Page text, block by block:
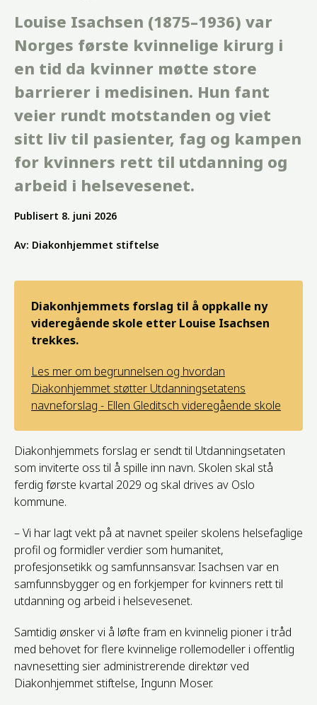
Louise Isachsen (1875–1936) var
Norges første kvinnelige kirurg i
en tid da kvinner møtte store
barrierer i medisinen. Hun fant
veier rundt motstanden og viet
sitt liv til pasienter, fag og kampen
for kvinners rett til utdanning og
arbeid i helsevesenet.
Publisert 8. juni 2026
Av: Diakonhjemmet stiftelse
Diakonhjemmets forslag til å oppkalle ny
videregående skole etter Louise Isachsen
trekkes.
Les mer om begrunnelsen og hvordan
Diakonhjemmet støtter Utdanningsetatens
navneforslag - Ellen Gleditsch videregående skole
Diakonhjemmets forslag er sendt til Utdanningsetaten
som inviterte oss til å spille inn navn. Skolen skal stå
ferdig første kvartal 2029 og skal drives av Oslo
kommune.
– Vi har lagt vekt på at navnet speiler skolens helsefaglige
profil og formidler verdier som humanitet,
profesjonsetikk og samfunnsansvar. Isachsen var en
samfunnsbygger og en forkjemper for kvinners rett til
utdanning og arbeid i helsevesenet.
Samtidig ønsker vi å løfte fram en kvinnelig pioner i tråd
med behovet for flere kvinnelige rollemodeller i offentlig
navnesetting sier administrerende direktør ved
Diakonhjemmet stiftelse, Ingunn Moser.